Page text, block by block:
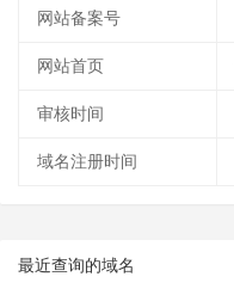
网站备案号
网站首页
审核时间
域名注册时间
最近查询的域名